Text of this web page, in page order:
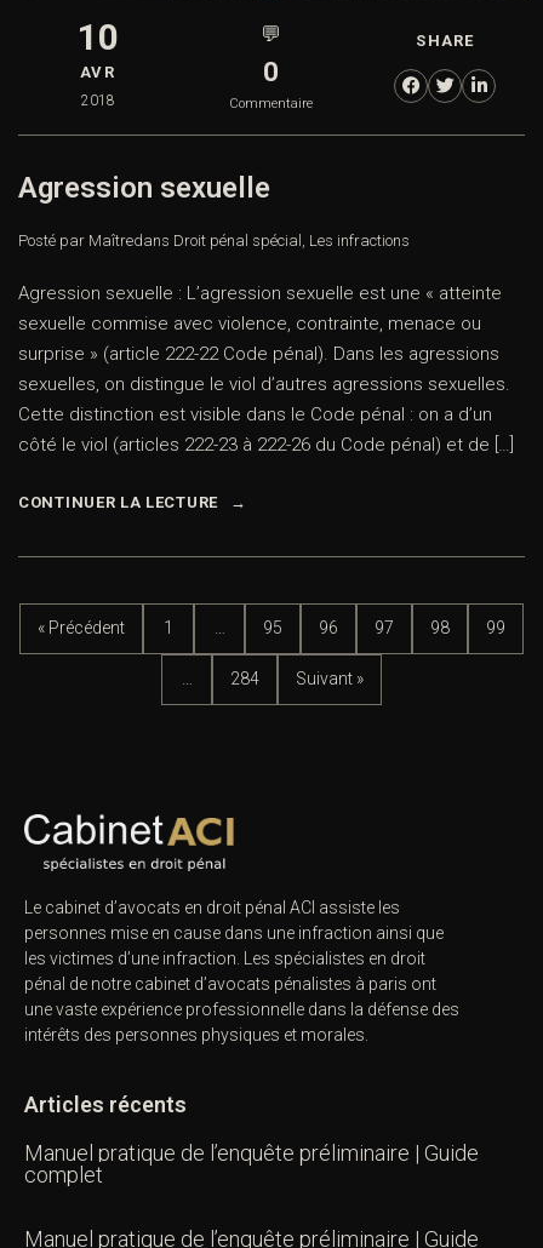
10
AVR
2018
💬
0
Commentaire
SHARE
Agression sexuelle
Posté par Maîtredans Droit pénal spécial Les infractions
Agression sexuelle : L’agression sexuelle est une « atteinte
sexuelle commise avec violence, contrainte, menace ou
surprise » (article 222-22 Code pénal). Dans les agressions
sexuelles, on distingue le viol d’autres agressions sexuelles.
Cette distinction est visible dans le Code pénal : on a d’un
côté le viol (articles 222-23 à 222-26 du Code pénal) et de […]
CONTINUER LA LECTURE
« Précédent 1 … 95 96 97 98 99
… 284 Suivant »
Le cabinet d’avocats en droit pénal ACI assiste les
personnes mise en cause dans une infraction ainsi que
les victimes d’une infraction. Les spécialistes en droit
pénal de notre cabinet d’avocats pénalistes à paris ont
une vaste expérience professionnelle dans la défense des
intérêts des personnes physiques et morales.
Articles récents
Manuel pratique de l’enquête préliminaire | Guide
complet
Manuel pratique de l’enquête préliminaire | Guide